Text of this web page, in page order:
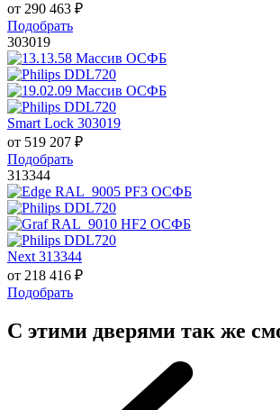
от 290 463 ₽
Подобрать
303019
Smart Lock 303019
от 519 207 ₽
Подобрать
313344
Next 313344
от 218 416 ₽
Подобрать
С этими дверями так же